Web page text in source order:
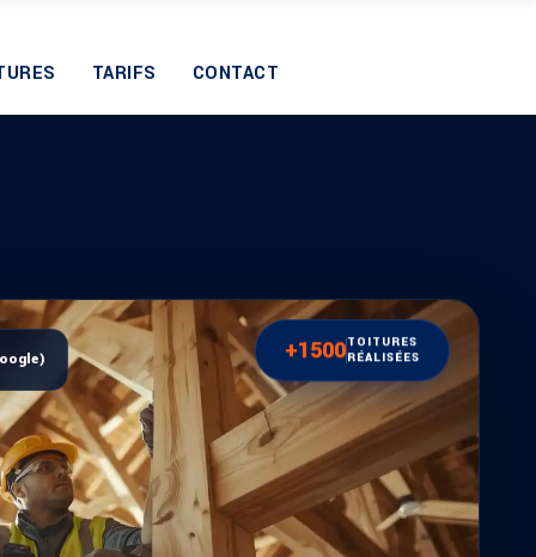
TARIFS CONTACT
+1500TOITURES
RÉALISÉES